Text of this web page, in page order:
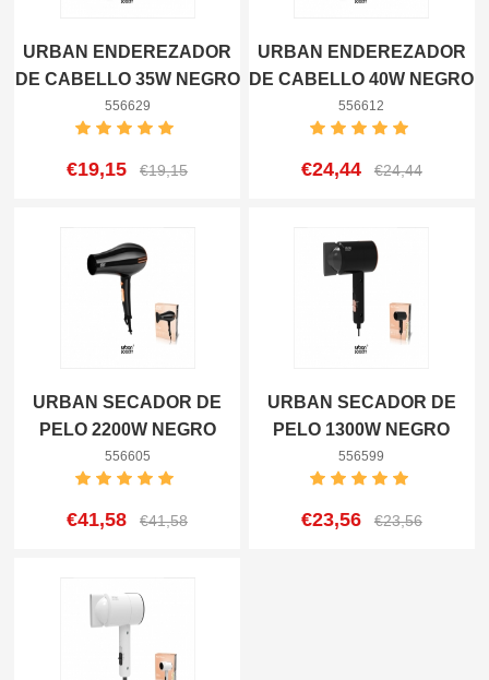
URBAN ENDEREZADOR
DE CABELLO 35W NEGRO
8433962556629
556629
€19,15 €19,15
URBAN ENDEREZADOR
DE CABELLO 40W NEGRO
8433962556612
556612
€24,44 €24,44
URBAN SECADOR DE
PELO 2200W NEGRO
8433962556605
556605
€41,58 €41,58
URBAN SECADOR DE
PELO 1300W NEGRO
8433962556599
556599
€23,56 €23,56